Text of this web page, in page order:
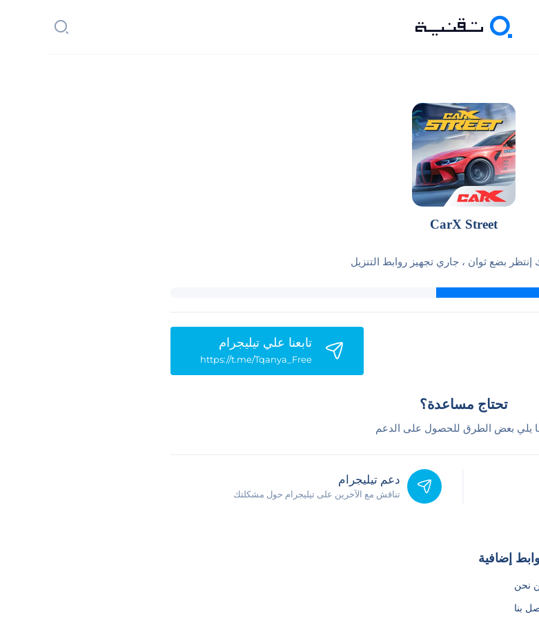
CarX Street
بضع ثوان ، جاري تجهيز روابط التنزيل
تابعنا علي تيليجرام
https://t.me/Tqanya_Free
تحتاج مساعدة؟
يلي بعض الطرق للحصول على الدعم
دعم تيليجرام
تناقش مع الآخرين على تيليجرام حول مشكلتك
إضافية
نحن
بنا